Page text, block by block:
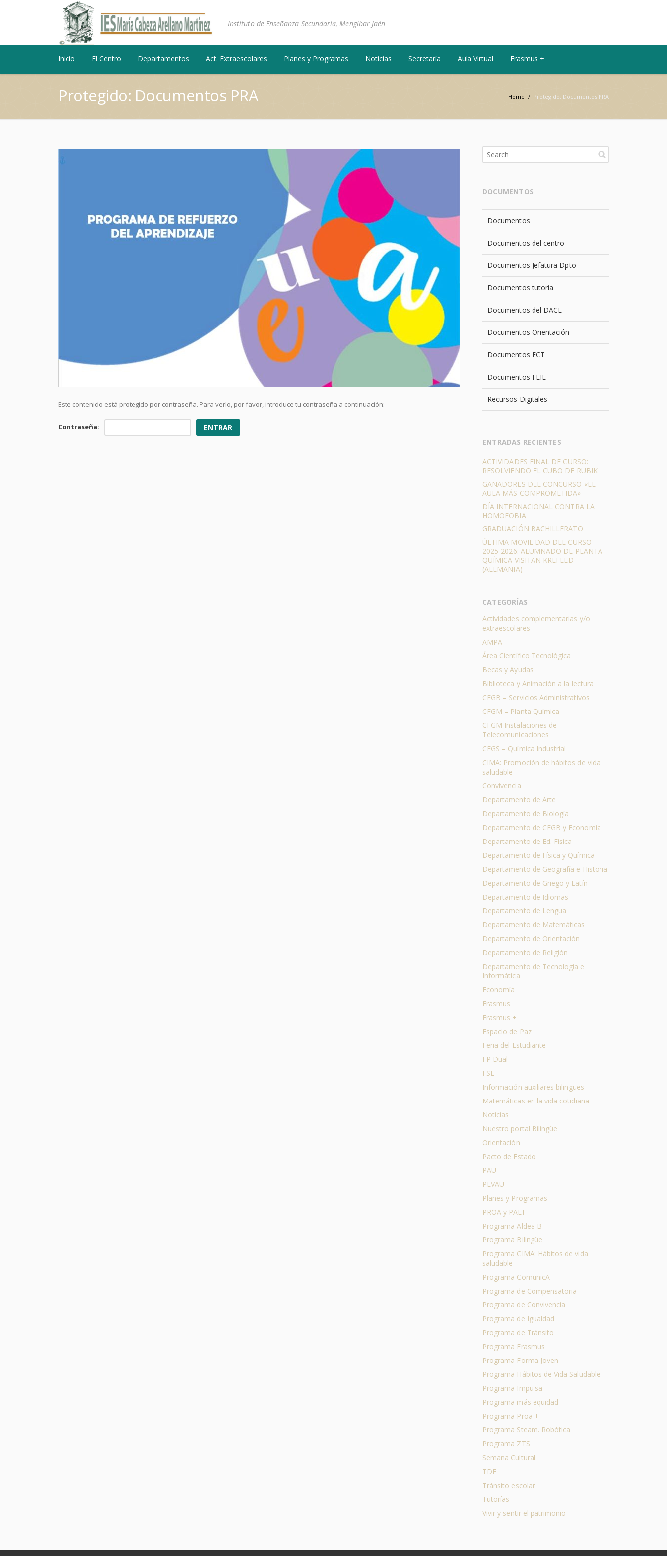
Instituto de Enseñanza Secundaria, Mengíbar Jaén
Inicio El Centro Departamentos Act. Extraescolares Planes y Programas Noticias Secretaría Aula Virtual Erasmus +
Home / Protegido: Documentos PRA
Protegido: Documentos PRA
Este contenido está protegido por contraseña. Para verlo, por favor, introduce tu contraseña a continuación:
Contraseña:
DOCUMENTOS
Documentos
Documentos del centro
Documentos Jefatura Dpto
Documentos tutoria
Documentos del DACE
Documentos Orientación
Documentos FCT
Documentos FEIE
Recursos Digitales
ENTRADAS RECIENTES
ACTIVIDADES FINAL DE CURSO:
RESOLVIENDO EL CUBO DE RUBIK
GANADORES DEL CONCURSO «EL
AULA MÁS COMPROMETIDA»
DÍA INTERNACIONAL CONTRA LA
HOMOFOBIA
GRADUACIÓN BACHILLERATO
ÚLTIMA MOVILIDAD DEL CURSO
2025-2026: ALUMNADO DE PLANTA
QUÍMICA VISITAN KREFELD
(ALEMANIA)
CATEGORÍAS
Actividades complementarias y/o
extraescolares
AMPA
Área Científico Tecnológica
Becas y Ayudas
Biblioteca y Animación a la lectura
CFGB – Servicios Administrativos
CFGM – Planta Química
CFGM Instalaciones de
Telecomunicaciones
CFGS – Química Industrial
CIMA: Promoción de hábitos de vida
saludable
Convivencia
Departamento de Arte
Departamento de Biología
Departamento de CFGB y Economía
Departamento de Ed. Física
Departamento de Física y Química
Departamento de Geografía e Historia
Departamento de Griego y Latín
Departamento de Idiomas
Departamento de Lengua
Departamento de Matemáticas
Departamento de Orientación
Departamento de Religión
Departamento de Tecnología e
Informática
Economía
Erasmus
Erasmus +
Espacio de Paz
Feria del Estudiante
FP Dual
FSE
Información auxiliares bilingües
Matemáticas en la vida cotidiana
Noticias
Nuestro portal Bilingüe
Orientación
Pacto de Estado
PAU
PEVAU
Planes y Programas
PROA y PALI
Programa Aldea B
Programa Bilingüe
Programa CIMA: Hábitos de vida
saludable
Programa ComunicA
Programa de Compensatoria
Programa de Convivencia
Programa de Igualdad
Programa de Tránsito
Programa Erasmus
Programa Forma Joven
Programa Hábitos de Vida Saludable
Programa Impulsa
Programa más equidad
Programa Proa +
Programa Steam. Robótica
Programa ZTS
Semana Cultural
TDE
Tránsito escolar
Tutorías
Vivir y sentir el patrimonio